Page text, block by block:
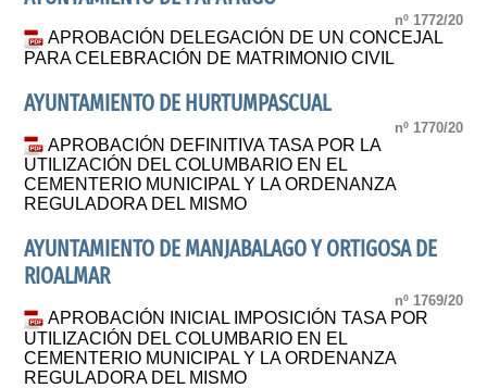
nº 1772/20
APROBACIÓN DELEGACIÓN DE UN CONCEJAL
PARA CELEBRACIÓN DE MATRIMONIO CIVIL
AYUNTAMIENTO DE HURTUMPASCUAL
nº 1770/20
APROBACIÓN DEFINITIVA TASA POR LA
UTILIZACIÓN DEL COLUMBARIO EN EL
CEMENTERIO MUNICIPAL Y LA ORDENANZA
REGULADORA DEL MISMO
AYUNTAMIENTO DE MANJABALAGO Y ORTIGOSA DE
RIOALMAR
nº 1769/20
APROBACIÓN INICIAL IMPOSICIÓN TASA POR
UTILIZACIÓN DEL COLUMBARIO EN EL
CEMENTERIO MUNICIPAL Y LA ORDENANZA
REGULADORA DEL MISMO